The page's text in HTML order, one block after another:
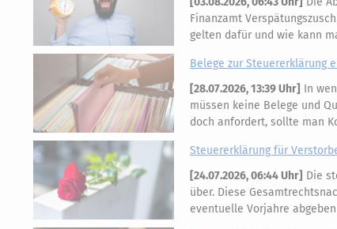
Finanzamt
gelten dafür und wie kann
Belege zur Steuererklärung
[28.07.2026, 13:39 Uhr] In
müssen keine Belege und
doch anfordert, sollte man
Steuererklärung für
[24.07.2026, 06:44 Uhr] Die
über. Diese
eventuelle Vorjahre